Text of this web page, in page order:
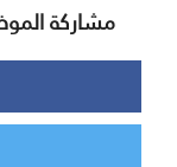
مشاركة